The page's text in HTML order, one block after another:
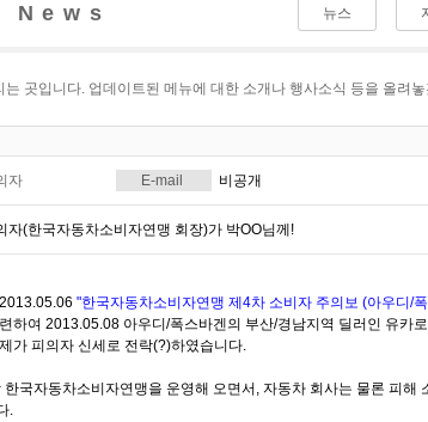
뉴스
곳입니다. 업데이트된 메뉴에 대한 소개나 행사소식 등을 올려
자 E-mail 비공개
자(한국자동차소비자연맹 회장)가 박OO님께!
"한국자동차소비자연맹 제4차 소비자 주의보 (아우디/
하여 2013.05.08 아우디/폭스바겐의 부산/경남지역 딜러인 유카
가 피의자 신세로 전락(?)하였습니다.
한국자동차소비자연맹을 운영해 오면서, 자동차 회사는 물론 피해
.